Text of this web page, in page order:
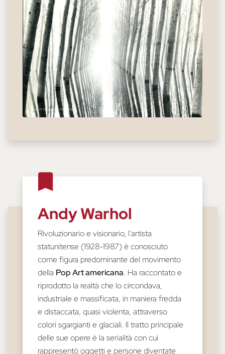
Andy Warhol
Rivoluzionario e visionario, l’artista
statunitense (1928-1987) è conosciuto
come figura predominante del movimento
della Pop Art americana. Ha raccontato e
riprodotto la realtà che lo circondava,
industriale e massificata, in maniera fredda
e distaccata, quasi violenta, attraverso
colori sgargianti e glaciali. Il tratto principale
delle sue opere è la serialità con cui
rappresentò oggetti e persone diventate